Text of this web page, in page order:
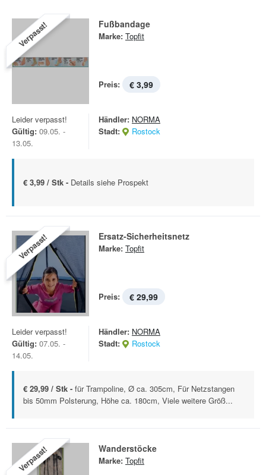
Verpasst! Fußbandage
Marke: Topfit
Preis: € 3,99
Leider verpasst!
Gültig: 09.05. -
13.05.
Händler: NORMA
Stadt:
Rostock
€ 3,99 / Stk - Details siehe Prospekt
Verpasst! Ersatz-Sicherheitsnetz
Marke: Topfit
Preis: € 29,99
Leider verpasst!
Gültig: 07.05. -
14.05.
Händler: NORMA
Stadt:
Rostock
€ 29,99 / Stk - für Trampoline, Ø ca. 305cm, Für Netzstangen
bis 50mm Polsterung, Höhe ca. 180cm, Viele weitere Größ...
Verpasst! Wanderstöcke
Marke: Topfit